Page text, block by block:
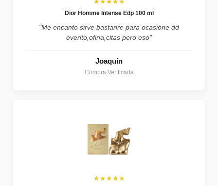
★★★★★
Dior Homme Intense Edp 100 ml
"Me encanto sirve bastanre para ocasióne dd
evento,ofina,citas pero eso"
Joaquin
Compra Verificada
★★★★★